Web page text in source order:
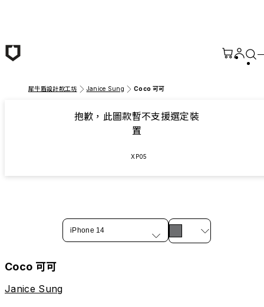
犀牛盾設計款工坊 Janice Sung Coco 可可
抱歉，此圖款暫不支援選定裝
置
XP05
iPhone 14
Coco 可可
Janice Sung